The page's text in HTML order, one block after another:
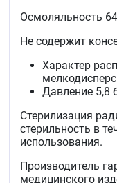
и&nbspвзрослых.
Осмоляльность
Не содержит
Характер
Давление 5,8
Стерилизация
стерильность в
использования.
Производитель
медицинского